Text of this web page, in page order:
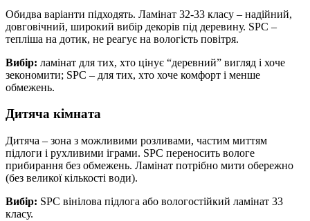
Обидва варіанти підходять. Ламінат 32-33 класу – надійний,
довговічний, широкий вибір декорів під деревину. SPC –
тепліша на дотик, не реагує на вологість повітря.
Вибір: ламінат для тих, хто цінує “деревний” вигляд і хоче
зекономити; SPC – для тих, хто хоче комфорт і менше
обмежень.
Дитяча кімната
Дитяча – зона з можливими розливами, частим миттям
підлоги і рухливими іграми. SPC переносить вологе
прибирання без обмежень. Ламінат потрібно мити обережно
(без великої кількості води).
Вибір: SPC вінілова підлога або вологостійкий ламінат 33
класу.